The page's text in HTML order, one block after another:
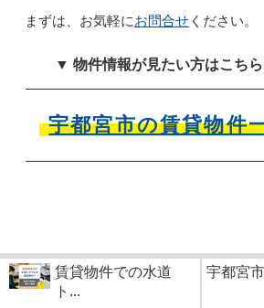
まずは、お気軽にお問合せください。
▼ 物件情報が見たい方はこち
宇都宮市の賃貸物件
賃貸物件での水道
ト...
宇都宮